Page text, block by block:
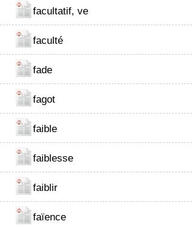
facultatif, ve
faculté
fade
fagot
faible
faiblesse
faiblir
faïence